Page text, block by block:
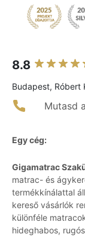
8.8
Budapest, Róbert
Mutasd
Egy cég:
Gigamatrac
matrac- és
termékkínálattal
kereső vásárlók
különféle
hideghabos,